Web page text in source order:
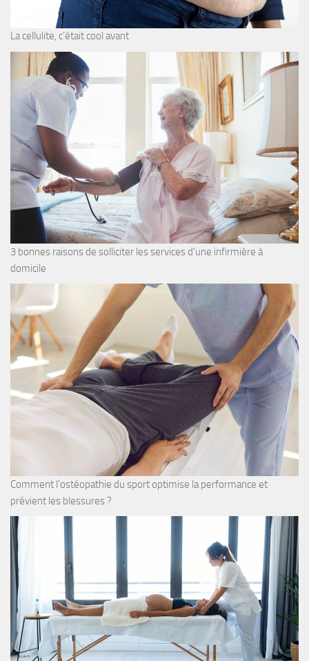
La cellulite, c’était cool avant
3 bonnes raisons de solliciter les services d’une infirmière à
domicile
Comment l’ostéopathie du sport optimise la performance et
prévient les blessures ?